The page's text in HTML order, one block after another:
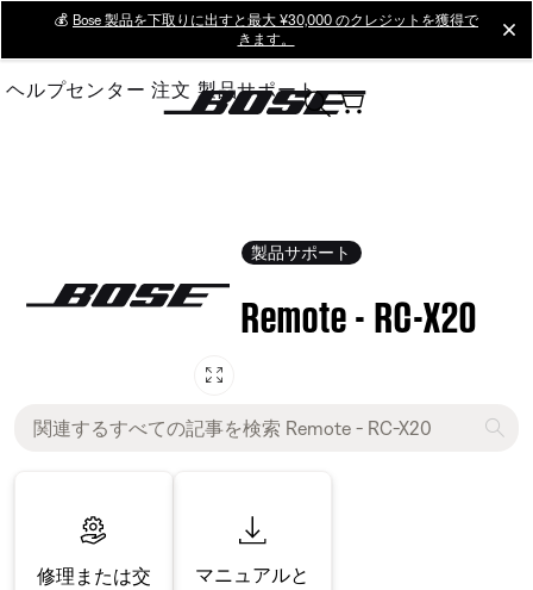
Main
💰 Bose 製品を下取りに出すと最大 ¥30,000 のクレジットを獲得で
きます。
ヘルプセンター 注文 製品サポート
製品サポート
Remote - RC-X20
修理または交
マニュアルと